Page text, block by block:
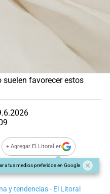
suelen favorecer estos
+ Agregar El Litoral en
a tus medios preferidos en Google
y tendencias - El Litoral